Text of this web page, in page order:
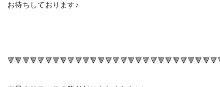
お待ちしております♪